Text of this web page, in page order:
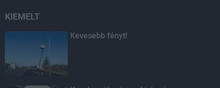
KIEMELT
Kevesebb fényt!